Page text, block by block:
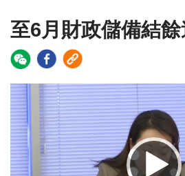
至6月財政儲備結
Video
Player